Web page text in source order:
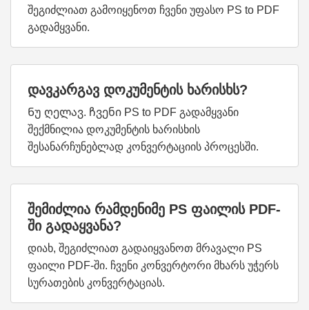
შეგიძლიათ გამოიყენოთ ჩვენი უფასო PS to PDF
გადამყვანი.
დავკარგავ დოკუმენტის ხარისხს?
Ნუ ღელავ. ჩვენი PS to PDF გადამყვანი
შექმნილია დოკუმენტის ხარისხის
შესანარჩუნებლად კონვერტაციის პროცესში.
შემიძლია რამდენიმე PS ფაილის PDF-
ში გადაყვანა?
დიახ, შეგიძლიათ გადაიყვანოთ მრავალი PS
ფაილი PDF-ში. ჩვენი კონვერტორი მხარს უჭერს
სურათების კონვერტაციას.